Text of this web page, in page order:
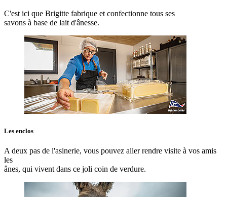
C'est ici que Brigitte fabrique et confectionne tous ses
savons à base de lait d'ânesse.
Les enclos
A deux pas de l'asinerie, vous pouvez aller rendre visite à vos amis
les
ânes, qui vivent dans ce joli coin de verdure.